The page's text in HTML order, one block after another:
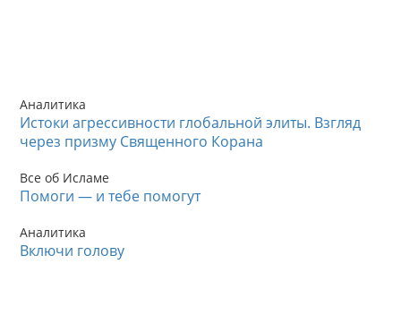
Аналитика
Истоки агрессивности глобальной элиты. Взгляд
через призму Священного Корана
Все об Исламе
Помоги — и тебе помогут
Аналитика
Включи голову